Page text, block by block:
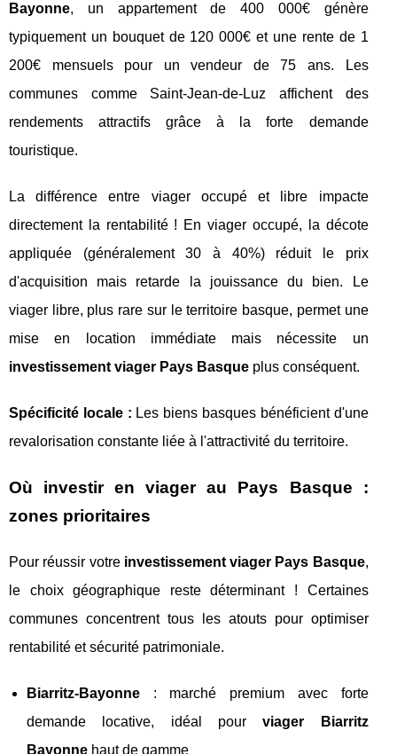
Bayonne, un appartement de 400 000€ génère
typiquement un bouquet de 120 000€ et une rente de 1
200€ mensuels pour un vendeur de 75 ans. Les
communes comme Saint-Jean-de-Luz affichent des
rendements attractifs grâce à la forte demande
touristique.
La différence entre viager occupé et libre impacte
directement la rentabilité ! En viager occupé, la décote
appliquée (généralement 30 à 40%) réduit le prix
d'acquisition mais retarde la jouissance du bien. Le
viager libre, plus rare sur le territoire basque, permet une
mise en location immédiate mais nécessite un
investissement viager Pays Basque plus conséquent.
Spécificité locale : Les biens basques bénéficient d'une
revalorisation constante liée à l'attractivité du territoire.
Où investir en viager au Pays Basque :
zones prioritaires
Pour réussir votre investissement viager Pays Basque,
le choix géographique reste déterminant ! Certaines
communes concentrent tous les atouts pour optimiser
rentabilité et sécurité patrimoniale.
Biarritz-Bayonne : marché premium avec forte
demande locative, idéal pourviager Biarritz
Bayonne haut de gamme